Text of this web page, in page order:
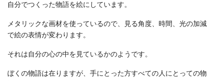
自分でつくった物語を絵にしています。
メタリックな画材を使っているので、見る角度、時間、光の加減
で絵の表情が変わります。
それは自分の心の中を見ているかのようです。
ぼくの物語は在りますが、手にとった方すべての人にとっての物